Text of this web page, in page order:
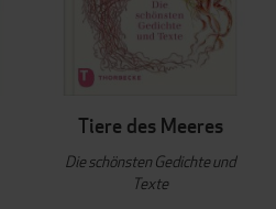
Tiere des Meeres
Die schönsten Gedichte und
Texte